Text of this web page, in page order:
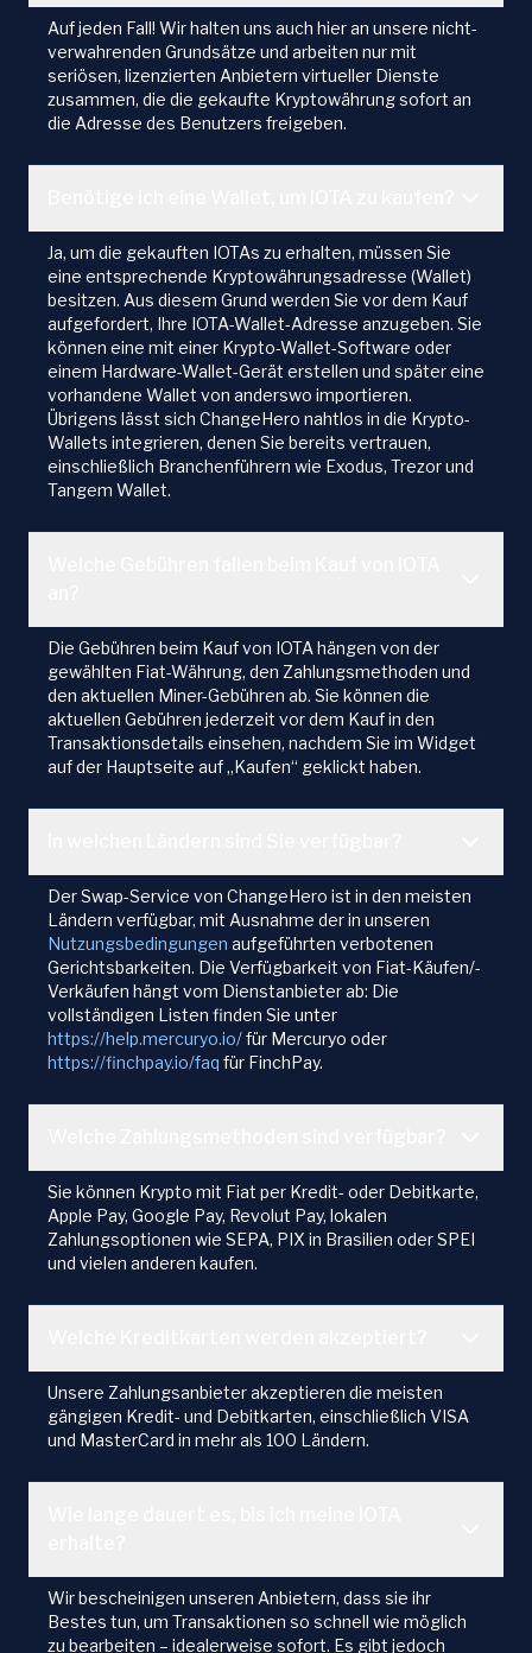
Auf jeden Fall! Wir halten uns auch hier an unsere nicht-
verwahrenden Grundsätze und arbeiten nur mit
seriösen, lizenzierten Anbietern virtueller Dienste
zusammen, die die gekaufte Kryptowährung sofort an
die Adresse des Benutzers freigeben.
Ja, um die gekauften IOTAs zu erhalten, müssen Sie
eine entsprechende Kryptowährungsadresse (Wallet)
besitzen. Aus diesem Grund werden Sie vor dem Kauf
aufgefordert, Ihre IOTA-Wallet-Adresse anzugeben. Sie
können eine mit einer Krypto-Wallet-Software oder
einem Hardware-Wallet-Gerät erstellen und später eine
vorhandene Wallet von anderswo importieren.
Übrigens lässt sich ChangeHero nahtlos in die Krypto-
Wallets integrieren, denen Sie bereits vertrauen,
einschließlich Branchenführern wie Exodus, Trezor und
Tangem Wallet.
Die Gebühren beim Kauf von IOTA hängen von der
gewählten Fiat-Währung, den Zahlungsmethoden und
den aktuellen Miner-Gebühren ab. Sie können die
aktuellen Gebühren jederzeit vor dem Kauf in den
Transaktionsdetails einsehen, nachdem Sie im Widget
auf der Hauptseite auf „Kaufen“ geklickt haben.
Der Swap-Service von ChangeHero ist in den meisten
Ländern verfügbar, mit Ausnahme der in unseren
Nutzungsbedingungen aufgeführten verbotenen
Gerichtsbarkeiten. Die Verfügbarkeit von Fiat-Käufen/-
Verkäufen hängt vom Dienstanbieter ab: Die
vollständigen Listen finden Sie unter
https://help.mercuryo.io/für Mercuryo oder
https://finchpay.io/faq für FinchPay.
Sie können Krypto mit Fiat per Kredit- oder Debitkarte,
Apple Pay, Google Pay, Revolut Pay, lokalen
Zahlungsoptionen wie SEPA, PIX in Brasilien oder SPEI
und vielen anderen kaufen.
Unsere Zahlungsanbieter akzeptieren die meisten
gängigen Kredit- und Debitkarten, einschließlich VISA
und MasterCard in mehr als 100 Ländern.
Wir bescheinigen unseren Anbietern, dass sie ihr
Bestes tun, um Transaktionen so schnell wie möglich
zu bearbeiten – idealerweise sofort. Es gibt jedoch